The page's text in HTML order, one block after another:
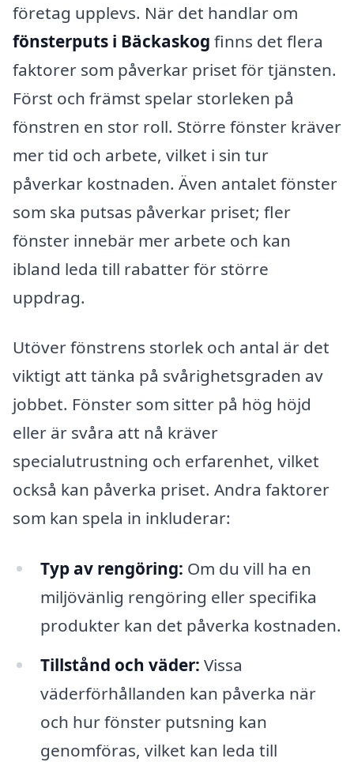
företag upplevs. När det handlar om
fönsterputs i Bäckaskog finns det flera
faktorer som påverkar priset för tjänsten.
Först och främst spelar storleken på
fönstren en stor roll. Större fönster kräver
mer tid och arbete, vilket i sin tur
påverkar kostnaden. Även antalet fönster
som ska putsas påverkar priset; fler
fönster innebär mer arbete och kan
ibland leda till rabatter för större
uppdrag.
Utöver fönstrens storlek och antal är det
viktigt att tänka på svårighetsgraden av
jobbet. Fönster som sitter på hög höjd
eller är svåra att nå kräver
specialutrustning och erfarenhet, vilket
också kan påverka priset. Andra faktorer
som kan spela in inkluderar:
Typ av rengöring: Om du vill ha en
miljövänlig rengöring eller specifika
produkter kan det påverka kostnaden.
Tillstånd och väder: Vissa
väderförhållanden kan påverka när
och hur fönster putsning kan
genomföras, vilket kan leda till